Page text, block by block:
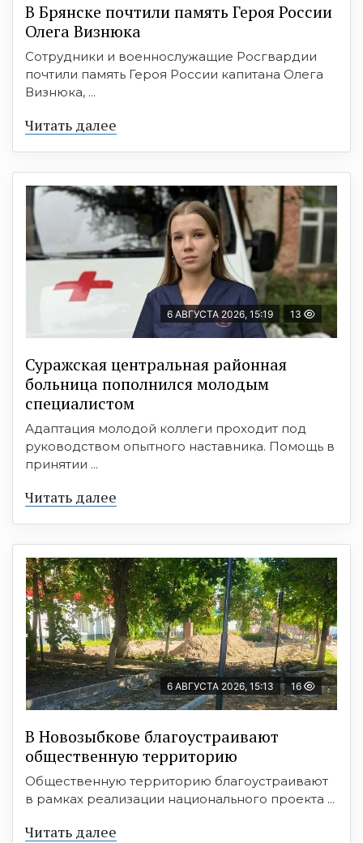
В Брянске почтили память Героя России
Олега Визнюка
Сотрудники и военнослужащие Росгвардии
почтили память Героя России капитана Олега
Визнюка, ...
Читать далее
6 АВГУСТА 2026, 15:19 13
Суражская центральная районная
больница пополнился молодым
специалистом
Адаптация молодой коллеги проходит под
руководством опытного наставника. Помощь в
принятии ...
Читать далее
6 АВГУСТА 2026, 15:13 16
В Новозыбкове благоустраивают
общественную территорию
Общественную территорию благоустраивают
в рамках реализации национального проекта ...
Читать далее